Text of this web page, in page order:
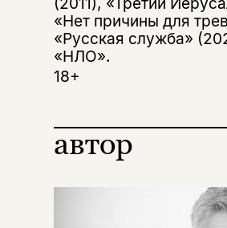
«Нет причины для
«Русская служба»
«НЛО».
18+
автор
Поделиться
Вконтакте
подписаться
Я соглашаюсь с
Скажите, пожалуйста,
вам уже исполнилось 18 лет?
да
нет, вернуться